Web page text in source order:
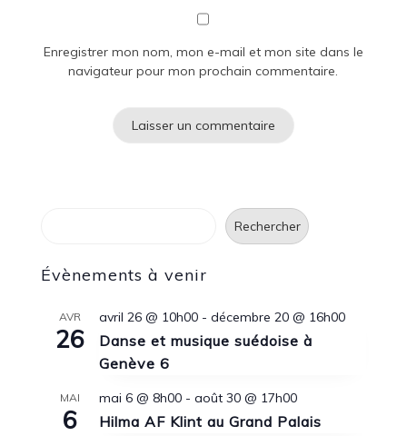
Enregistrer mon nom, mon e-mail et mon site dans le
navigateur pour mon prochain commentaire.
Rechercher
Évènements à venir
AVR
26
avril 26 @ 10h00- décembre 20 @ 16h00
Danse et musique suédoise à
Genève 6
MAI
6
mai 6 @ 8h00- août 30 @ 17h00
Hilma AF Klint au Grand Palais